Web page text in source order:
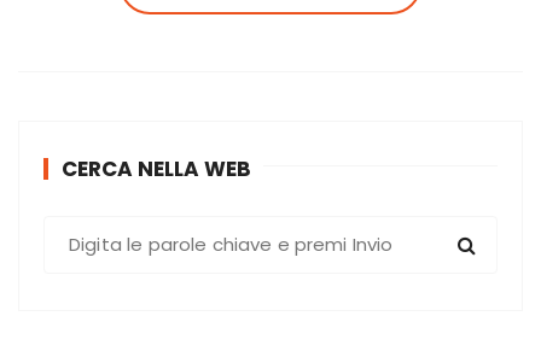
CERCA NELLA WEB